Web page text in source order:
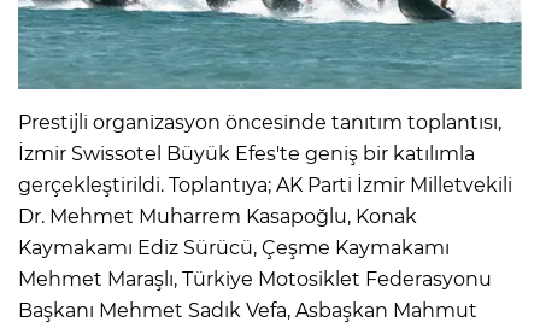
Prestijli organizasyon öncesinde tanıtım toplantısı,
İzmir Swissotel Büyük Efes'te geniş bir katılımla
gerçekleştirildi. Toplantıya; AK Parti İzmir Milletvekili
Dr. Mehmet Muharrem Kasapoğlu, Konak
Kaymakamı Ediz Sürücü, Çeşme Kaymakamı
Mehmet Maraşlı, Türkiye Motosiklet Federasyonu
Başkanı Mehmet Sadık Vefa, Asbaşkan Mahmut